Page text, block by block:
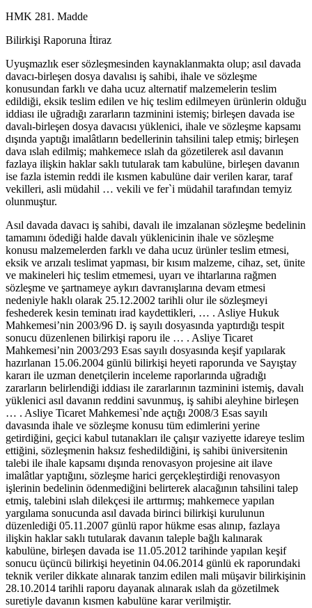
HMK 281. Madde
Bilirkişi Raporuna İtiraz
Uyuşmazlık eser sözleşmesinden kaynaklanmakta olup; asıl davada
davacı-birleşen dosya davalısı iş sahibi, ihale ve sözleşme
konusundan farklı ve daha ucuz alternatif malzemelerin teslim
edildiği, eksik teslim edilen ve hiç teslim edilmeyen ürünlerin olduğu
iddiası ile uğradığı zararların tazminini istemiş; birleşen davada ise
davalı-birleşen dosya davacısı yüklenici, ihale ve sözleşme kapsamı
dışında yaptığı imalâtların bedellerinin tahsilini talep etmiş; birleşen
dava ıslah edilmiş; mahkemece ıslah da gözetilerek asıl davanın
fazlaya ilişkin haklar saklı tutularak tam kabulüne, birleşen davanın
ise fazla istemin reddi ile kısmen kabulüne dair verilen karar, taraf
vekilleri, asli müdahil … vekili ve fer`i müdahil tarafından temyiz
olunmuştur.
Asıl davada davacı iş sahibi, davalı ile imzalanan sözleşme bedelinin
tamamını ödediği halde davalı yüklenicinin ihale ve sözleşme
konusu malzemelerden farklı ve daha ucuz ürünler teslim etmesi,
eksik ve arızalı teslimat yapması, bir kısım malzeme, cihaz, set, ünite
ve makineleri hiç teslim etmemesi, uyarı ve ihtarlarına rağmen
sözleşme ve şartnameye aykırı davranışlarına devam etmesi
nedeniyle haklı olarak 25.12.2002 tarihli olur ile sözleşmeyi
feshederek kesin teminatı irad kaydettikleri, … . Asliye Hukuk
Mahkemesi’nin 2003/96 D. iş sayılı dosyasında yaptırdığı tespit
sonucu düzenlenen bilirkişi raporu ile … . Asliye Ticaret
Mahkemesi’nin 2003/293 Esas sayılı dosyasında keşif yapılarak
hazırlanan 15.06.2004 günlü bilirkişi heyeti raporunda ve Sayıştay
kararı ile uzman denetçilerin inceleme raporlarında uğradığı
zararların belirlendiği iddiası ile zararlarının tazminini istemiş, davalı
yüklenici asıl davanın reddini savunmuş, iş sahibi aleyhine birleşen
… . Asliye Ticaret Mahkemesi`nde açtığı 2008/3 Esas sayılı
davasında ihale ve sözleşme konusu tüm edimlerini yerine
getirdiğini, geçici kabul tutanakları ile çalışır vaziyette idareye teslim
ettiğini, sözleşmenin haksız feshedildiğini, iş sahibi üniversitenin
talebi ile ihale kapsamı dışında renovasyon projesine ait ilave
imalâtlar yaptığını, sözleşme harici gerçekleştirdiği renovasyon
işlerinin bedelinin ödenmediğini belirterek alacağının tahsilini talep
etmiş, talebini ıslah dilekçesi ile arttırmış; mahkemece yapılan
yargılama sonucunda asıl davada birinci bilirkişi kurulunun
düzenlediği 05.11.2007 günlü rapor hükme esas alınıp, fazlaya
ilişkin haklar saklı tutularak davanın taleple bağlı kalınarak
kabulüne, birleşen davada ise 11.05.2012 tarihinde yapılan keşif
sonucu üçüncü bilirkişi heyetinin 04.06.2014 günlü ek raporundaki
teknik veriler dikkate alınarak tanzim edilen mali müşavir bilirkişinin
28.10.2014 tarihli raporu dayanak alınarak ıslah da gözetilmek
suretiyle davanın kısmen kabulüne karar verilmiştir.